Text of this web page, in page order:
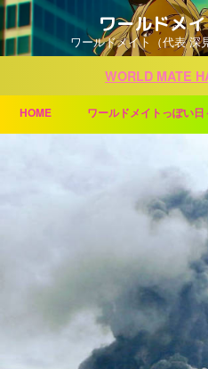
ワールドメ
ワールドメイト（代表 深
WORLD MATE
HOME ワールドメイトっぽい日